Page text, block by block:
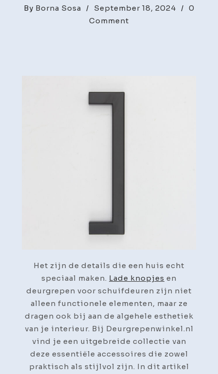
By Borna Sosa / September 18, 2024 / 0
Comment
Het zijn de details die een huis echt
speciaal maken. Lade knopjes en
deurgrepen voor schuifdeuren zijn niet
alleen functionele elementen, maar ze
dragen ook bij aan de algehele esthetiek
van je interieur. Bij Deurgrepenwinkel.nl
vind je een uitgebreide collectie van
deze essentiële accessoires die zowel
praktisch als stijlvol zijn. In dit artikel